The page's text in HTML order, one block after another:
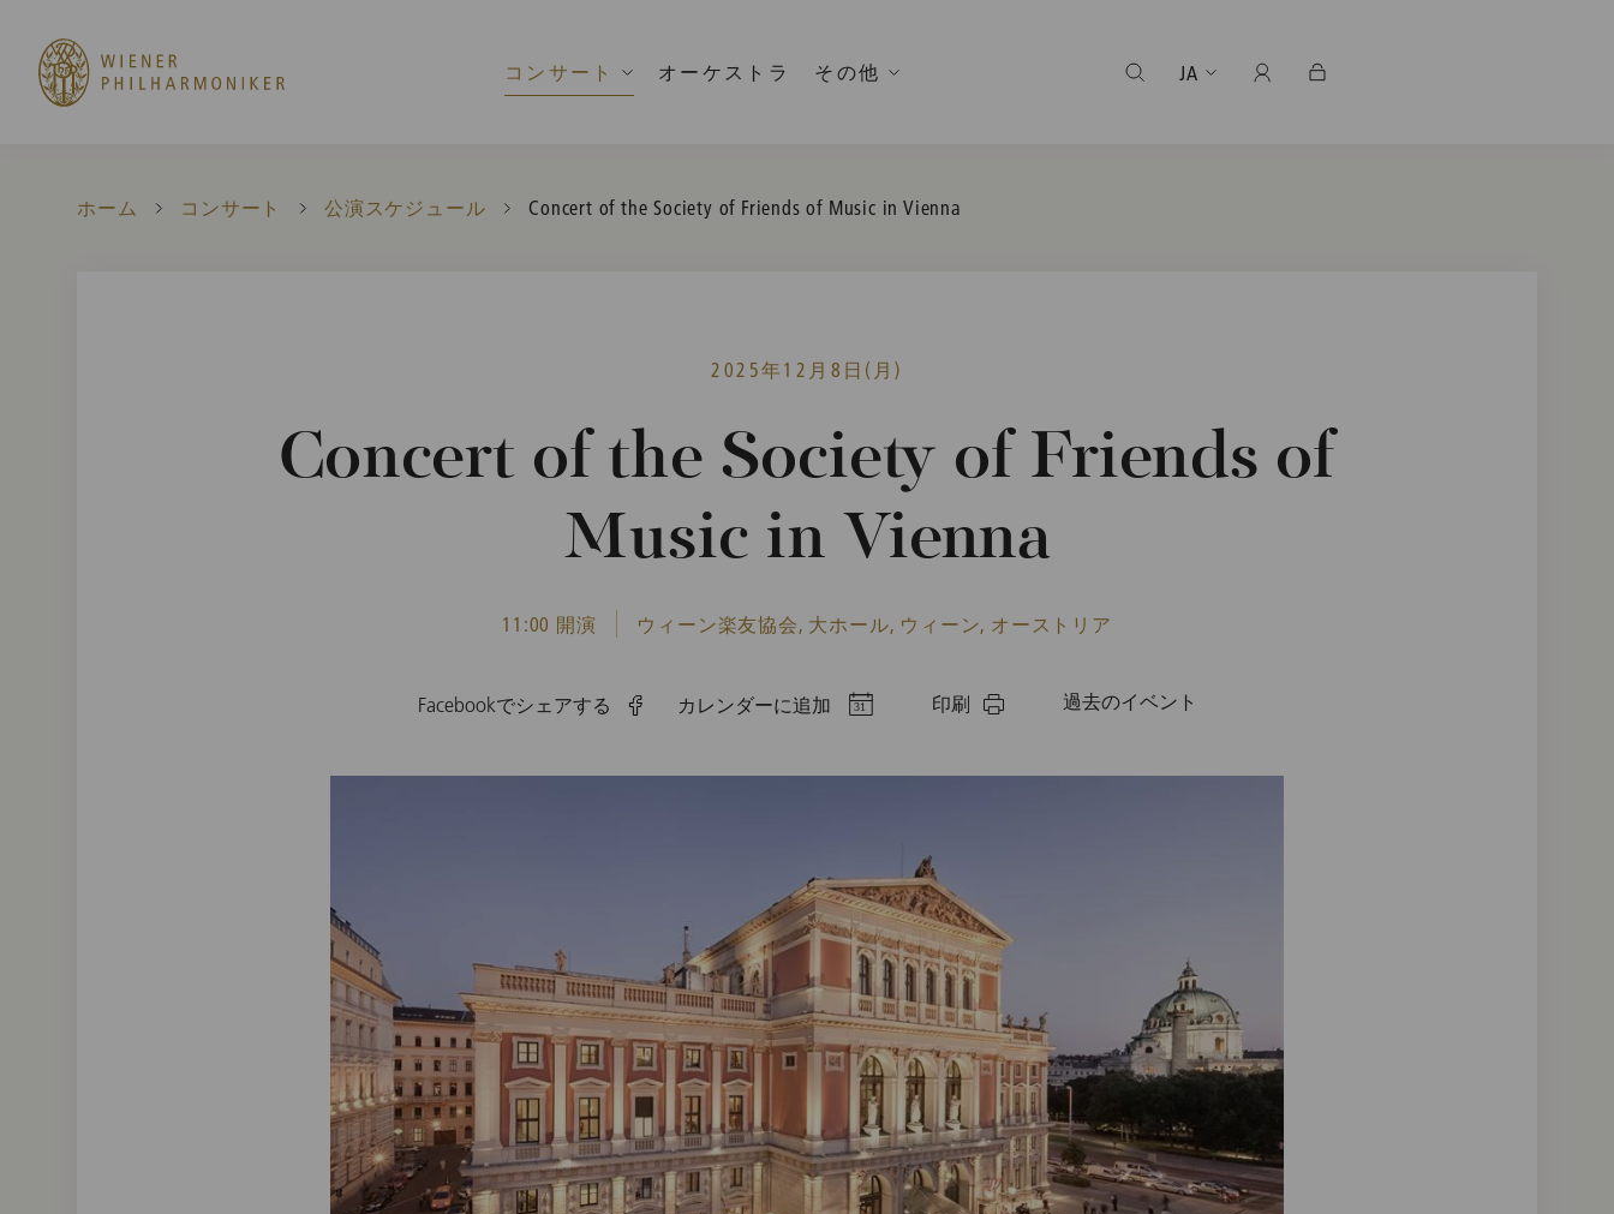
コンサート オーケストラ その他 JA
ホーム コンサート 公演スケジュール Current:
Concert of the Society of Friends of Music in Vienna
2025年12月8日(月)
Concert of the Society of Friends of
Music in Vienna
11:00 開演 ウィーン楽友協会, 大ホール, ウィーン, オーストリア
Facebookでシェアする カレンダーに追加 印刷 過去のイベント